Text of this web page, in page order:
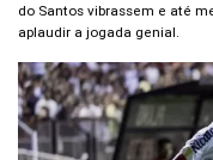
do Santos vibrassem e até
aplaudir a jogada genial.